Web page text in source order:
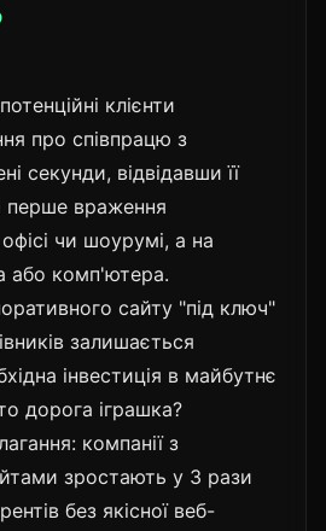
клієнти
про співпрацю з
секунди, відвідавши її
перше враження
чи шоурумі, а на
або комп'ютера.
сайту "під ключ"
залишається
інвестиція в майбутнє
дорога іграшка?
компанії з
зростають у 3 рази
без якісної веб-